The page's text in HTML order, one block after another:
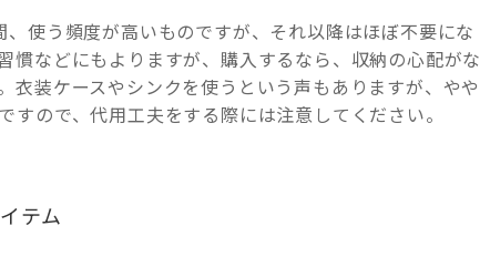
使う頻度が高いものですが、それ以降はほぼ不要にな
などにもよりますが、購入するなら、収納の心配がな
衣装ケースやシンクを使うという声もありますが、やや
ので、代用工夫をする際には注意してください。
テム